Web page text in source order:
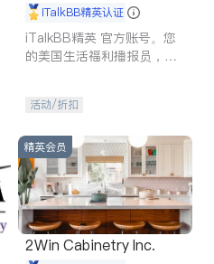
iTalkBB精英认证
iTalkBB精英 官方账号。您
的美国生活福利播报员，精
专属福利。
活动/折扣
精英会员
2Win Cabinetry Inc.